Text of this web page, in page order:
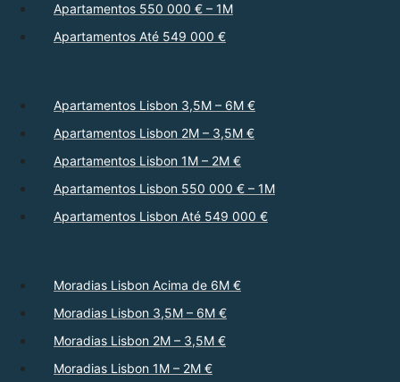
Apartamentos 550 000 € – 1M
Apartamentos Até 549 000 €
Apartamentos Lisbon 3,5M – 6M €
Apartamentos Lisbon 2M – 3,5M €
Apartamentos Lisbon 1M – 2M €
Apartamentos Lisbon 550 000 € – 1M
Apartamentos Lisbon Até 549 000 €
Moradias Lisbon Acima de 6M €
Moradias Lisbon 3,5M – 6M €
Moradias Lisbon 2M – 3,5M €
Moradias Lisbon 1M – 2M €